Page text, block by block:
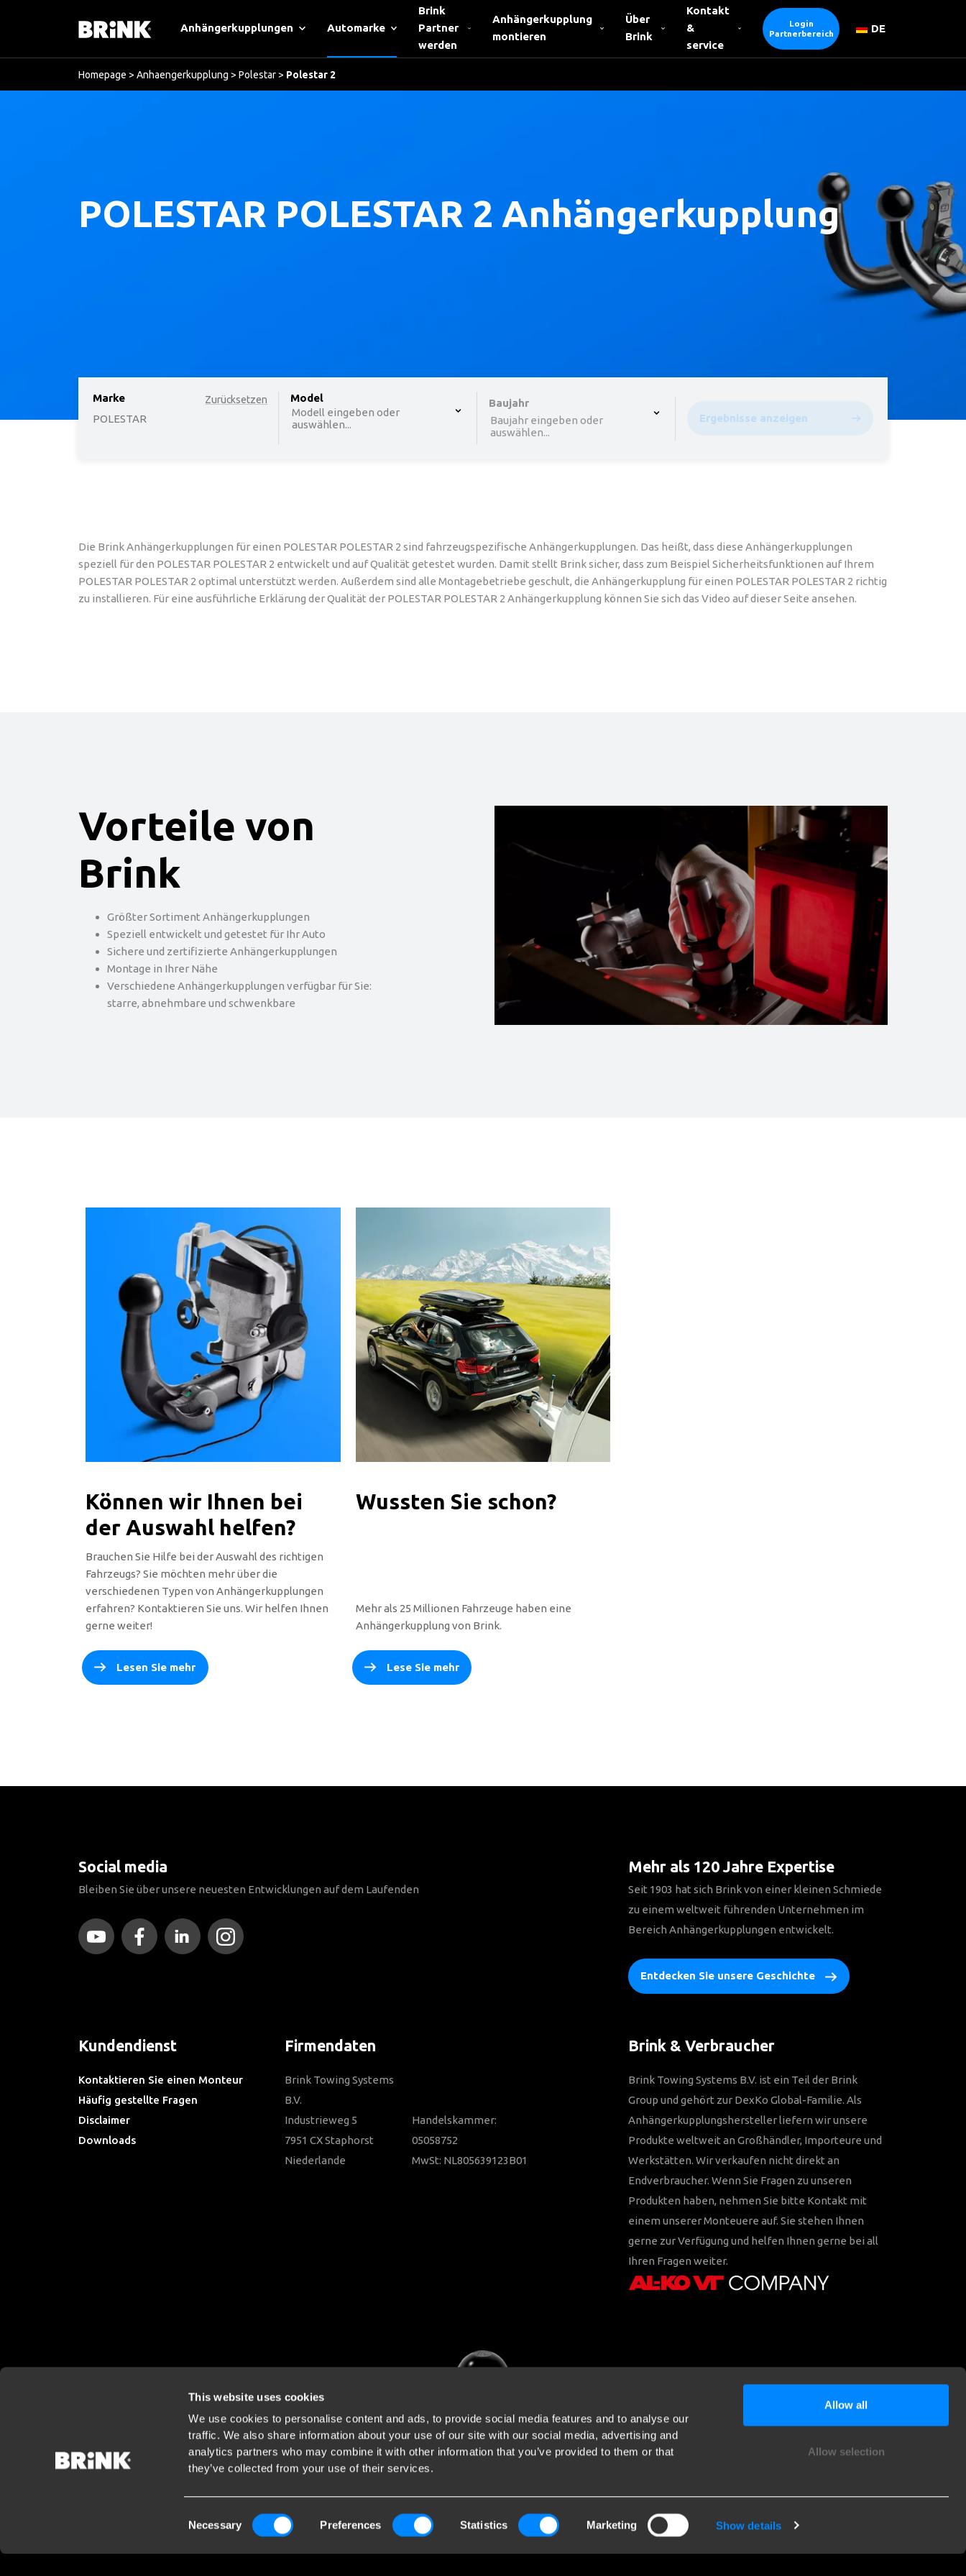
This website uses cookies
We use cookies to personalise content and ads, to provide social media features and to analyse our
traffic. We also share information about your use of our site with our social media, advertising and
analytics partners who may combine it with other information that you’ve provided to them or that
they’ve collected from your use of their services.
Selection
Necessary Preferences Statistics Marketing Show details
Allow all
Allow selection
Anhängerkupplungen Automarke
Brink
Partner
werden
Anhängerkupplung
montieren
Über
Brink
Kontakt
&
service
Login
Partnerbereich
DE
Homepage > Anhaengerkupplung > Polestar > Polestar 2
POLESTAR POLESTAR 2 Anhängerkupplung
Zurücksetzen
Marke
POLESTAR
option , selected. Select is focused ,type to refine list, press Down to open the menu,
Model
Modell eingeben oder
auswählen...
Baujahr
Baujahr eingeben oder
auswählen...
Ergebnisse anzeigen
Die Brink Anhängerkupplungen für einen POLESTAR POLESTAR 2 sind fahrzeugspezifische Anhängerkupplungen. Das heißt, dass diese Anhängerkupplungen
speziell für den POLESTAR POLESTAR 2 entwickelt und auf Qualität getestet wurden. Damit stellt Brink sicher, dass zum Beispiel Sicherheitsfunktionen auf Ihrem
POLESTAR POLESTAR 2 optimal unterstützt werden. Außerdem sind alle Montagebetriebe geschult, die Anhängerkupplung für einen POLESTAR POLESTAR 2 richtig
zu installieren. Für eine ausführliche Erklärung der Qualität der POLESTAR POLESTAR 2 Anhängerkupplung können Sie sich das Video auf dieser Seite ansehen.
Vorteile von
Brink
Größter Sortiment Anhängerkupplungen
Speziell entwickelt und getestet für Ihr Auto
Sichere und zertifizierte Anhängerkupplungen
Montage in Ihrer Nähe
Verschiedene Anhängerkupplungen verfügbar für Sie:
starre, abnehmbare und schwenkbare
Können wir Ihnen bei
der Auswahl helfen?
Brauchen Sie Hilfe bei der Auswahl des richtigen
Fahrzeugs? Sie möchten mehr über die
verschiedenen Typen von Anhängerkupplungen
erfahren? Kontaktieren Sie uns. Wir helfen Ihnen
gerne weiter!
Lesen Sie mehr
Wussten Sie schon?
Mehr als 25 Millionen Fahrzeuge haben eine
Anhängerkupplung von Brink.
Lese Sie mehr
Social media
Bleiben Sie über unsere neuesten Entwicklungen auf dem Laufenden
Mehr als 120 Jahre Expertise
Seit 1903 hat sich Brink von einer kleinen Schmiede
zu einem weltweit führenden Unternehmen im
Bereich Anhängerkupplungen entwickelt.
Entdecken Sie unsere Geschichte
Kundendienst
Kontaktieren Sie einen Monteur
Häufig gestellte Fragen
Disclaimer
Downloads
Firmendaten
Brink Towing Systems
B.V.
Industrieweg 5
7951 CX Staphorst
Niederlande
Handelskammer:
05058752
MwSt: NL805639123B01
Brink & Verbraucher
Brink Towing Systems B.V. ist ein Teil der Brink
Group und gehört zur DexKo Global-Familie. Als
Anhängerkupplungshersteller liefern wir unsere
Produkte weltweit an Großhändler, Importeure und
Werkstätten. Wir verkaufen nicht direkt an
Endverbraucher. Wenn Sie Fragen zu unseren
Produkten haben, nehmen Sie bitte Kontakt mit
einem unserer Monteuere auf. Sie stehen Ihnen
gerne zur Verfügung und helfen Ihnen gerne bei all
Ihren Fragen weiter.